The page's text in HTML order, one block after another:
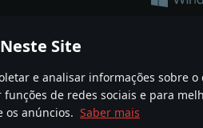
Site
e analisar informações sobre o
de redes sociais e para
os anúncios. Saber mais
sistema de armas ou veículo neste
Kft. All trademarks, logos and brand
Termos de Serviço